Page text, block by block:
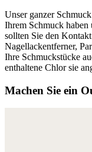
Unser ganzer
Ihrem Schmuck
sollten Sie den
Nagellackentferner,
Ihre Schmuckstücke
enthaltene Chlor sie
Machen Sie ein